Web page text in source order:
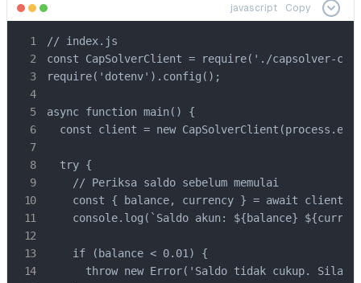
javascript Copy
// index.js
const CapSolverClient = require('./capsolver-
require('dotenv').config();
async function main() {
const client = new
  try {
    // Periksa saldo sebelum memulai
const { balance, currency } = await
console.log(`Saldo akun: ${balance}
    if (balance < 0.01) {
throw new Error('Saldo tidak cukup.